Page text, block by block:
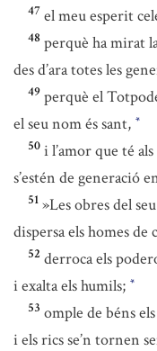
47 el meu esperit
48 perquè ha mirat
des d’ara totes les
49 perquè el
el seu nom és sant, *
50 i l’amor que té
s’estén de generació
51 »Les obres del
dispersa els homes de
52 derroca els
i exalta els humils; *
53 omple de béns
i els rics se’n tornen